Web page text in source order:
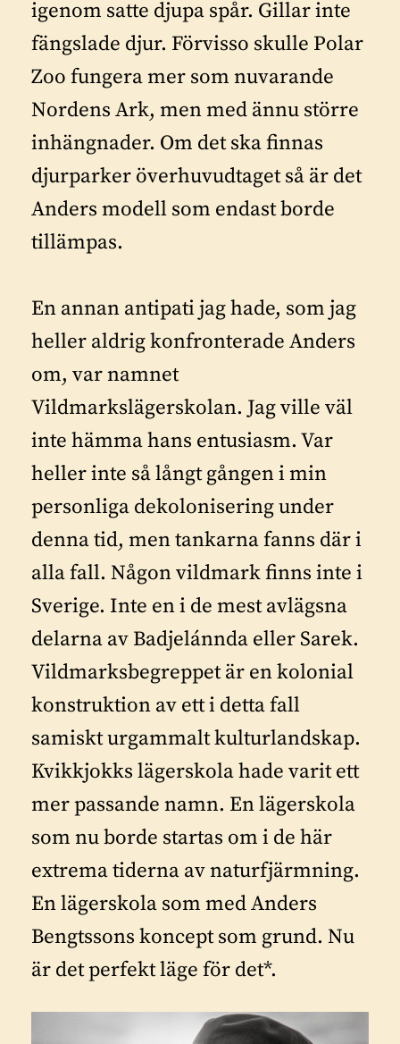
igenom satte djupa spår. Gillar inte
fängslade djur. Förvisso skulle Polar
Zoo fungera mer som nuvarande
Nordens Ark, men med ännu större
inhängnader. Om det ska finnas
djurparker överhuvudtaget så är det
Anders modell som endast borde
tillämpas.
En annan antipati jag hade, som jag
heller aldrig konfronterade Anders
om, var namnet
Vildmarkslägerskolan. Jag ville väl
inte hämma hans entusiasm. Var
heller inte så långt gången i min
personliga dekolonisering under
denna tid, men tankarna fanns där i
alla fall. Någon vildmark finns inte i
Sverige. Inte en i de mest avlägsna
delarna av Badjelánnda eller Sarek.
Vildmarksbegreppet är en kolonial
konstruktion av ett i detta fall
samiskt urgammalt kulturlandskap.
Kvikkjokks lägerskola hade varit ett
mer passande namn. En lägerskola
som nu borde startas om i de här
extrema tiderna av naturfjärmning.
En lägerskola som med Anders
Bengtssons koncept som grund. Nu
är det perfekt läge för det*.